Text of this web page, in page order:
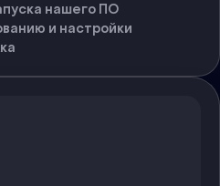
нашего ПО
и настройки